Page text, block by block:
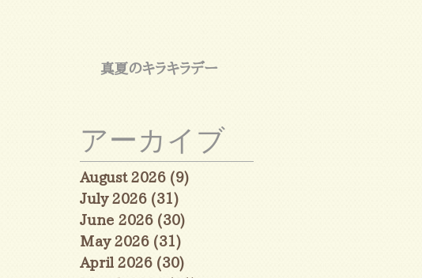
真夏のキラキラデー
アーカイブ
August 2026 (9)
July 2026 (31)
June 2026 (30)
May 2026 (31)
April 2026 (30)